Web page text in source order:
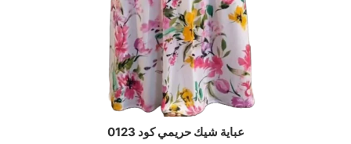
عباية شيك حريمي كود 0123